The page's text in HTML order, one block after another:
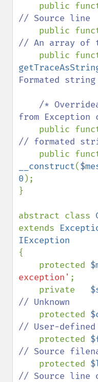
public
// Source line
public
// An array of
Formated
from
public
// formated
__construct(
0 );
}
abstract class
extends
{
    protected
exception' ;
private
// Unknown
protected
// User-defined
protected
// Source
protected
// Source line